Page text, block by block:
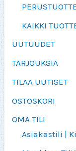
KAIKKI
UUTUUDET
TARJOUKSIA
TILAA UUTISET
OSTOSKORI
OMA TILI
Asiakastili |